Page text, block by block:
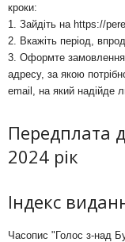
кроки:
1. Зайдіть на https://
2. Вкажіть період,
3. Оформте
адресу, за якою
email, на який надійде
Передплата
2024 рік
Індекс
Часопис "Голос з-над